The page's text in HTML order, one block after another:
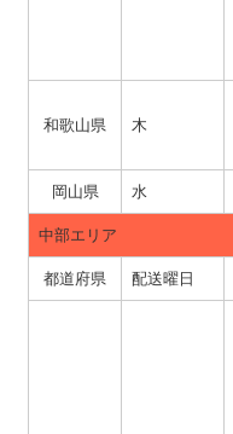
和歌山県 木
岡山県 水
中部エリア
都道府県 配送曜日